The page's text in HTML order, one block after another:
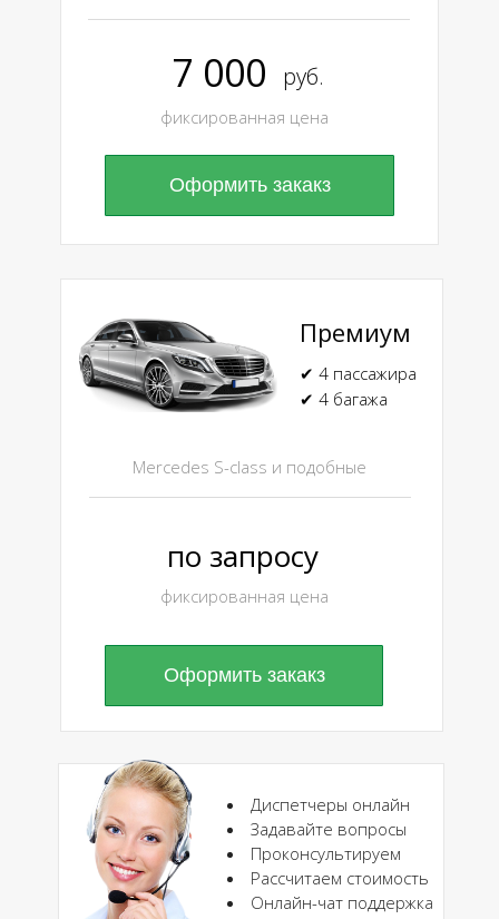
Диспетчеры онлайн
Задавайте вопросы
Проконсультируем
Рассчитаем стоимость
Онлайн-чат поддержка
фиксированная цена
фиксированная цена
Премиум
Mercedes S-class и подобные
✔ 4 пассажира
✔ 4 багажа
по запросу
Оформить закакз
Оформить закакз
7 000 руб.